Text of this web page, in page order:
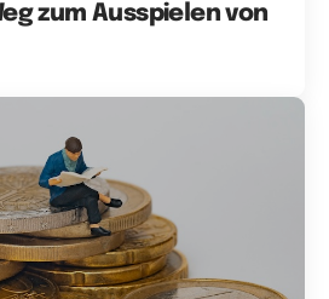
zum Ausspielen von